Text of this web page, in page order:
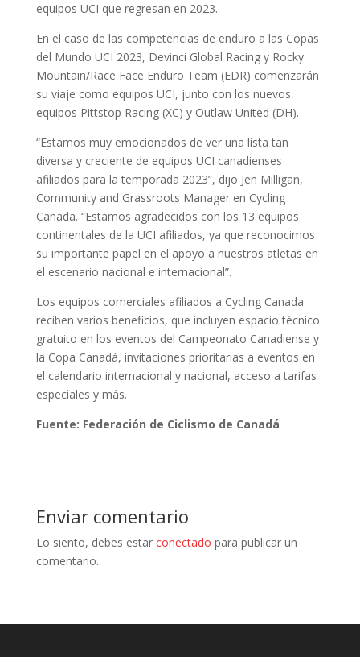
equipos UCI que regresan en 2023.
En el caso de las competencias de enduro a las Copas
del Mundo UCI 2023, Devinci Global Racing y Rocky
Mountain/Race Face Enduro Team (EDR) comenzarán
su viaje como equipos UCI, junto con los nuevos
equipos Pittstop Racing (XC) y Outlaw United (DH).
“Estamos muy emocionados de ver una lista tan
diversa y creciente de equipos UCI canadienses
afiliados para la temporada 2023”, dijo Jen Milligan,
Community and Grassroots Manager en Cycling
Canada. “Estamos agradecidos con los 13 equipos
continentales de la UCI afiliados, ya que reconocimos
su importante papel en el apoyo a nuestros atletas en
el escenario nacional e internacional”.
Los equipos comerciales afiliados a Cycling Canada
reciben varios beneficios, que incluyen espacio técnico
gratuito en los eventos del Campeonato Canadiense y
la Copa Canadá, invitaciones prioritarias a eventos en
el calendario internacional y nacional, acceso a tarifas
especiales y más.
Fuente: Federación de Ciclismo de Canadá
Enviar comentario
Lo siento, debes estar conectado para publicar un
comentario.